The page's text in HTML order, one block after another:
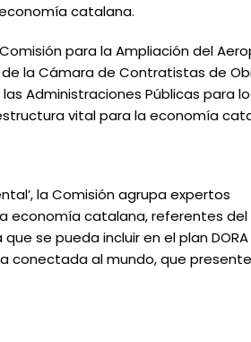
catalana.
para la Ampliación del
la Cámara de Contratistas de
Administraciones Públicas para
vital para la economía
la Comisión agrupa expertos
economía catalana, referentes
se pueda incluir en el plan
conectada al mundo, que